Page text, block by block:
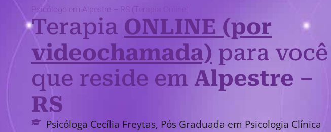
Psicólogo em Alpestre – RS (Terapia Online)
Terapia ONLINE (por
videochamada) para você
que reside em Alpestre –
RS
Psicóloga Cecília Freytas, Pós Graduada em Psicologia Clínica